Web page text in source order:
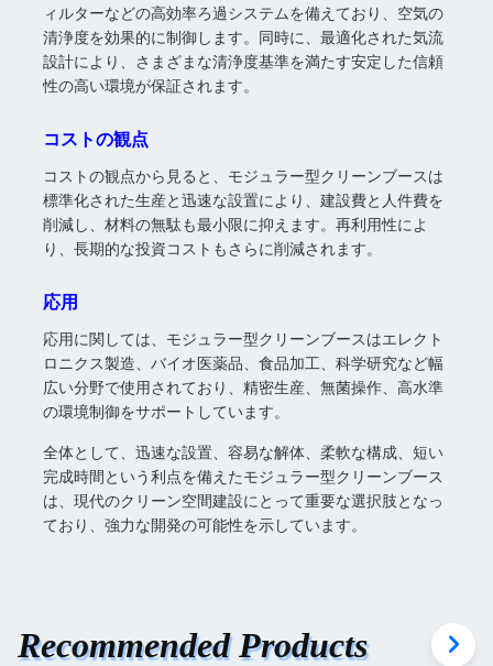
ィルターなどの高効率ろ過システムを備えており、空気の
清浄度を効果的に制御します。同時に、最適化された気流
設計により、さまざまな清浄度基準を満たす安定した信頼
性の高い環境が保証されます。
コストの観点
コストの観点から見ると、モジュラー型クリーンブースは
標準化された生産と迅速な設置により、建設費と人件費を
削減し、材料の無駄も最小限に抑えます。再利用性によ
り、長期的な投資コストもさらに削減されます。
応用
応用に関しては、モジュラー型クリーンブースはエレクト
ロニクス製造、バイオ医薬品、食品加工、科学研究など幅
広い分野で使用されており、精密生産、無菌操作、高水準
の環境制御をサポートしています。
全体として、迅速な設置、容易な解体、柔軟な構成、短い
完成時間という利点を備えたモジュラー型クリーンブース
は、現代のクリーン空間建設にとって重要な選択肢となっ
ており、強力な開発の可能性を示しています。
Recommended Products